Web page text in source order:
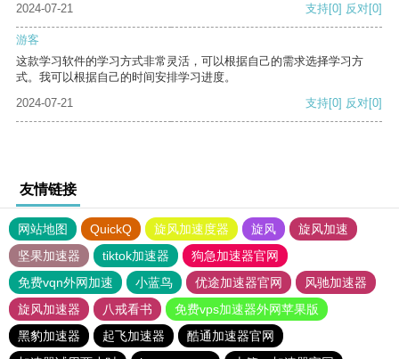
2024-07-21
支持[0] 反对[0]
游客
这款学习软件的学习方式非常灵活，可以根据自己的需求选择学习方
式。我可以根据自己的时间安排学习进度。
2024-07-21
支持[0] 反对[0]
友情链接
网站地图 QuickQ 旋风加速度器 旋风
旋风加速
坚果加速器
tiktok加速器
狗急加速器官网
免费vqn外网加速
小蓝鸟 优途加速器官网
风驰加速器
旋风加速器
八戒看书
免费vps加速器外网苹果版
黑豹加速器
起飞加速器
酷通加速器官网